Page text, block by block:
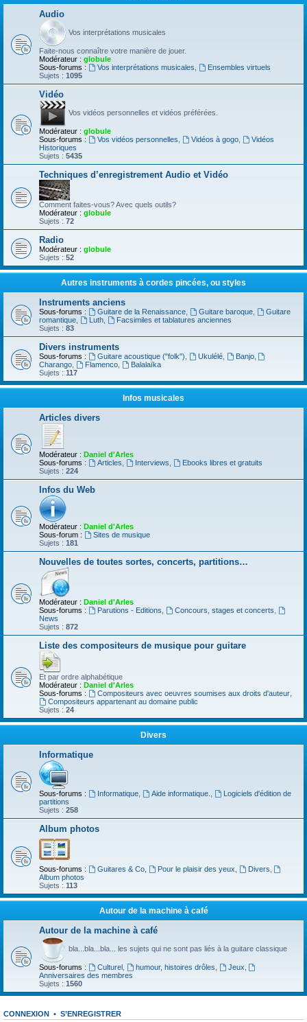
Audio
Vos interprétations musicales
Faite-nous connaître votre manière de jouer.
Modérateur : globule
Sous-forums :
Vos interprétations musicales
Ensembles virtuels
Sujets : 1095
Vidéo
Vos vidéos personnelles et vidéos préférées.
Modérateur : globule
Sous-forums :
Vos vidéos personnelles Vidéos à gogo,
Vidéos
Historiques
Sujets : 5435
Techniques d’enregistrement Audio et Vidéo
Comment faites-vous? Avec quels outils?
Modérateur : globule
Sujets : 72
Radio
Modérateur : globule
Sujets : 52
Autres instruments à cordes pincées, ou styles
Instruments anciens
Sous-forums : Guitare de la Renaissance, Guitare baroque,
Guitare
romantique
Luth,
Facsimiles et tablatures anciennes
Sujets : 83
Divers instruments
Sous-forums : Guitare acoustique ("folk") Ukulélé, Banjo,
Charango
Flamenco,
Balalaïka
Sujets : 117
Infos musicales
Articles divers
Modérateur : Daniel d'Arles
Sous-forums :
Articles Interviews
Ebooks libres et gratuits
Sujets : 224
Infos du Web
Modérateur : Daniel d'Arles
Sous-forum :
Sites de musique
Sujets : 181
Nouvelles de toutes sortes, concerts, partitions…
Modérateur : Daniel d'Arles
Sous-forums :
Parutions - Editions Concours, stages et concerts
News
Sujets : 872
Liste des compositeurs de musique pour guitare
Et par ordre alphabétique
Modérateur : Daniel d'Arles
Sous-forums :
Compositeurs avec oeuvres soumises aux droits d'auteur,
Compositeurs appartenant au domaine public
Sujets : 24
Divers
Informatique
Sous-forums : Informatique, Aide informatique.
Logiciels d'édition de
partitions
Sujets : 258
Album photos
Sous-forums : Guitares & Co, Pour le plaisir des yeux Divers
Album photos
Sujets : 113
Autour de la machine à café
Autour de la machine à café
bla...bla...bla... les sujets qui ne sont pas liés à la guitare classique
Sous-forums : Culturel, humour, histoires drôles Jeux
Anniversaires des membres
Sujets : 1560
CONNEXION • S’ENREGISTRER